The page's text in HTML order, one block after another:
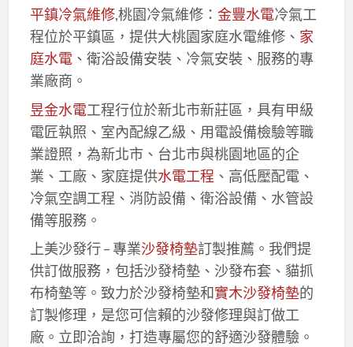
平鎮冷氣維修,桃園冷氣維修： 金豐水電冷氣工
程位於平鎮區，提供大桃園家庭水電維修、 家
庭水電、衛浴設備安裝、冷氣安裝、服務的專
業廠商。
昱金水電工程行位於新北市新莊區，具有甲級
電匠執照、室內配線乙級、用電設備檢驗等職
業證照，為新北市、台北市與桃園地區的企
業、工廠、家庭提供水電工程 、高低壓配電、
冷氣空調工程、消防設備、衛浴設備、水管設
備等服務。
上美沙發行 – 專業沙發椅墊訂製推薦。我們提
供訂做服務，包括沙發椅墊、沙發布套、貓抓
布椅墊等。致力於沙發椅墊和實木沙發椅墊的
訂製修理，是您可信賴的沙發修理與訂做工
廠。立即洽詢，打造專屬您的舒適沙發體驗。